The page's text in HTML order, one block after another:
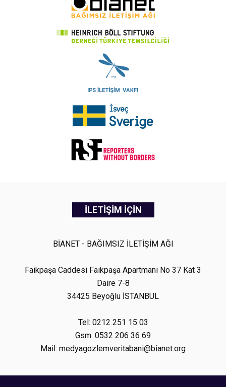
İLETİŞİM İÇİN
BİANET - BAĞIMSIZ İLETİŞİM AĞI
Faikpaşa Caddesi Faikpaşa Apartmanı No 37 Kat 3
Daire 7-8
34425 Beyoğlu İSTANBUL
Tel: 0212 251 15 03
Gsm: 0532 206 36 69
Mail: medyagozlemveritabani@bianet.org